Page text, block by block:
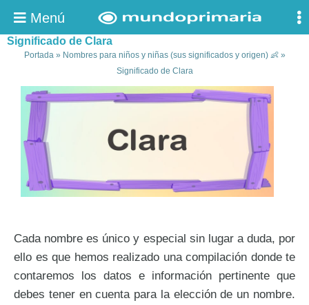
Menú
Significado de Clara
Portada» Nombres para niños y niñas (sus significados y origen) 👶»
Significado de Clara
Cada nombre es único y especial sin lugar a duda, por
ello es que hemos realizado una compilación donde te
contaremos los datos e información pertinente que
debes tener en cuenta para la elección de un nombre.